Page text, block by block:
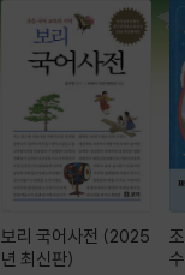
보리 국어사전 (2025
년 최신판)